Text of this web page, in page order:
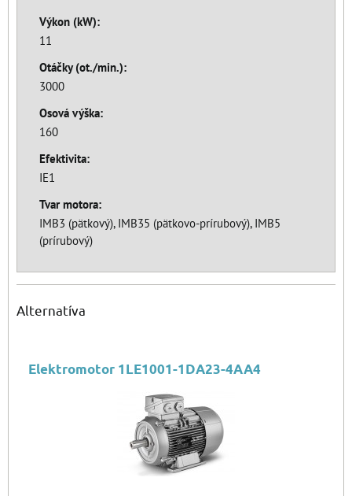
Výkon (kW):
11
Otáčky (ot./min.):
3000
Osová výška:
160
Efektivita:
IE1
Tvar motora:
IMB3 (pätkový), IMB35 (pätkovo-prírubový), IMB5
(prírubový)
Alternatíva
Elektromotor 1LE1001-1DA23-4AA4